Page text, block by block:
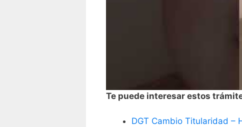
Te puede interesar estos
DGT Cambio Titularidad –